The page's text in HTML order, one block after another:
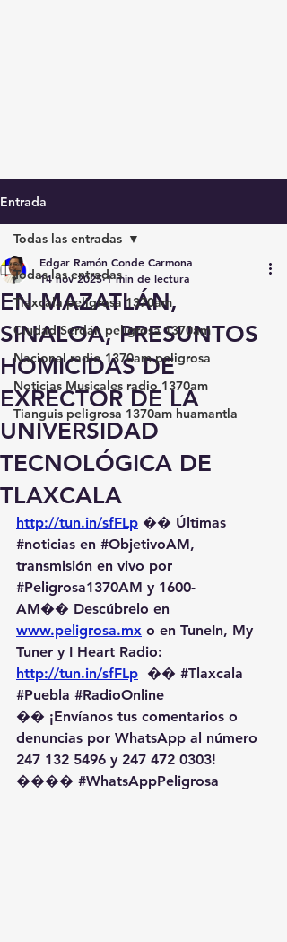
Entrada
Todas las entradas
Tlaxcala peligrosa 1370am
Ciudad Serdán peligrosa 1370am
Nacional radio 1370am peligrosa
Noticias Musicales radio 1370am
Tianguis peligrosa 1370am huamantla
Todas las entradas
EN MAZATLÁN,
SINALOA, PRESUNTOS
HOMICIDAS DE
EXRECTOR DE LA
UNIVERSIDAD
TECNOLÓGICA DE
TLAXCALA
Edgar Ramón Conde Carmona
14 nov 2025 1 min de lectura
http://tun.in/sfFLp �� Últimas
#noticias en #ObjetivoAM,
transmisión en vivo por
#Peligrosa1370AM y 1600-
AM��️ Descúbrelo en
www.peligrosa.mx o en TuneIn, My
Tuner y I Heart Radio:
http://tun.in/sfFLp �� #Tlaxcala
#Puebla #RadioOnline
�� ¡Envíanos tus comentarios o
denuncias por WhatsApp al número
247 132 5496 y 247 472 0303!
��️�� #WhatsAppPeligrosa